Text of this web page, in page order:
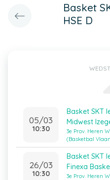
Basket
HSE D
05/03
10:30
Basket SKT
Midwest
3e Prov. Heren
(Basketbal
26/03
10:30
Basket SKT
Finexa
3e Prov. Heren